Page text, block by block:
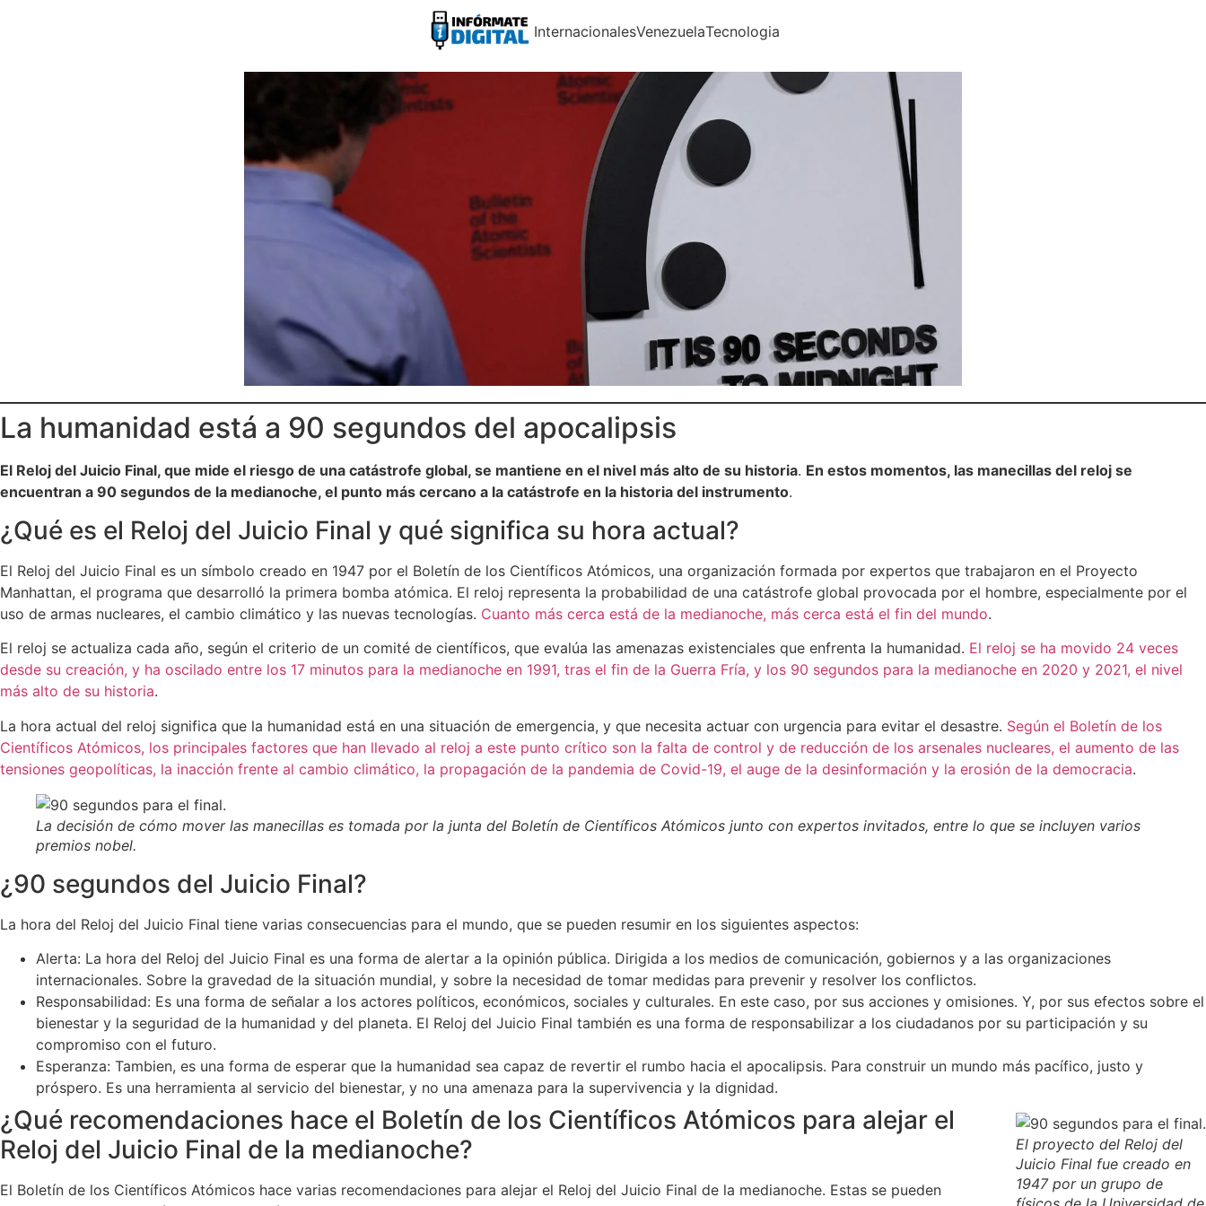
InternacionalesVenezuelaTecnologia
La humanidad está a 90 segundos del apocalipsis
El Reloj del Juicio Final, que mide el riesgo de una catástrofe global, se mantiene en el nivel más alto de su historia. En estos momentos, las manecillas del reloj se
encuentran a 90 segundos de la medianoche, el punto más cercano a la catástrofe en la historia del instrumento.
¿Qué es el Reloj del Juicio Final y qué significa su hora actual?
El Reloj del Juicio Final es un símbolo creado en 1947 por el Boletín de los Científicos Atómicos, una organización formada por expertos que trabajaron en el Proyecto
Manhattan, el programa que desarrolló la primera bomba atómica. El reloj representa la probabilidad de una catástrofe global provocada por el hombre, especialmente por el
uso de armas nucleares, el cambio climático y las nuevas tecnologías. Cuanto más cerca está de la medianoche, más cerca está el fin del mundo.
El reloj se actualiza cada año, según el criterio de un comité de científicos, que evalúa las amenazas existenciales que enfrenta la humanidad. El reloj se ha movido 24 veces
desde su creación, y ha oscilado entre los 17 minutos para la medianoche en 1991, tras el fin de la Guerra Fría, y los 90 segundos para la medianoche en 2020 y 2021, el nivel
más alto de su historia.
La hora actual del reloj significa que la humanidad está en una situación de emergencia, y que necesita actuar con urgencia para evitar el desastre. Según el Boletín de los
Científicos Atómicos, los principales factores que han llevado al reloj a este punto crítico son la falta de control y de reducción de los arsenales nucleares, el aumento de las
tensiones geopolíticas, la inacción frente al cambio climático, la propagación de la pandemia de Covid-19, el auge de la desinformación y la erosión de la democracia.
La decisión de cómo mover las manecillas es tomada por la junta del Boletín de Científicos Atómicos junto con expertos invitados, entre lo que se incluyen varios
premios nobel.
¿90 segundos del Juicio Final?
La hora del Reloj del Juicio Final tiene varias consecuencias para el mundo, que se pueden resumir en los siguientes aspectos:
Alerta: La hora del Reloj del Juicio Final es una forma de alertar a la opinión pública. Dirigida a los medios de comunicación, gobiernos y a las organizaciones
internacionales. Sobre la gravedad de la situación mundial, y sobre la necesidad de tomar medidas para prevenir y resolver los conflictos.
Responsabilidad: Es una forma de señalar a los actores políticos, económicos, sociales y culturales. En este caso, por sus acciones y omisiones. Y, por sus efectos sobre el
bienestar y la seguridad de la humanidad y del planeta. El Reloj del Juicio Final también es una forma de responsabilizar a los ciudadanos por su participación y su
compromiso con el futuro.
Esperanza: Tambien, es una forma de esperar que la humanidad sea capaz de revertir el rumbo hacia el apocalipsis. Para construir un mundo más pacífico, justo y
próspero. Es una herramienta al servicio del bienestar, y no una amenaza para la supervivencia y la dignidad.
El proyecto del Reloj del
Juicio Final fue creado en
1947 por un grupo de
¿Qué recomendaciones hace el Boletín de los Científicos Atómicos para alejar el
Reloj del Juicio Final de la medianoche?
El Boletín de los Científicos Atómicos hace varias recomendaciones para alejar el Reloj del Juicio Final de la medianoche. Estas se pueden